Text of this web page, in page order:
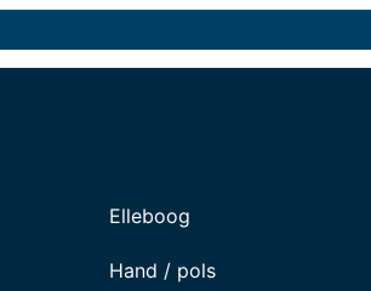
Elleboog
Hand / pols